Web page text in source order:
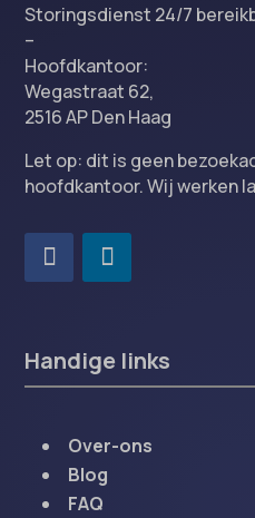
Storingsdienst 24/7
–
Hoofdkantoor:
Wegastraat 62,
2516 AP Den Haag
Let op: dit is geen
hoofdkantoor. Wij werken
Handige links
Over-ons
Blog
FAQ